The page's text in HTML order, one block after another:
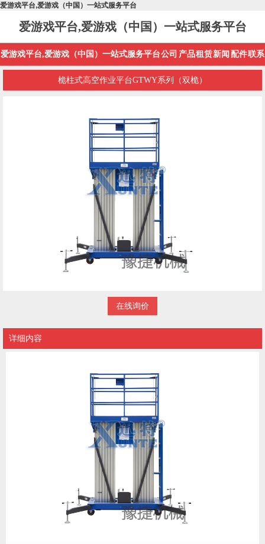
爱游戏平台,爱游戏（中国）一站式服务平台
爱游戏平台,爱游戏（中国）一站式服务平台
爱游戏平台,爱游戏（中国）一站式服务平台公司 产品租赁新闻 配件联系
桅柱式高空作业平台GTWY系列（双桅）
在线询价
详细内容